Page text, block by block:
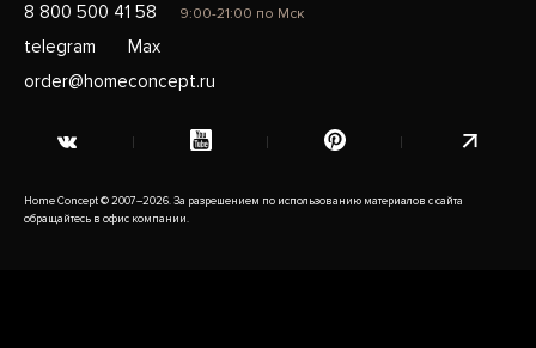
8 800 500 41 58 9:00-21:00 по Мск
telegram
Max
order@homeconcept.ru
Home Concept © 2007–2026. За разрешением по использованию материалов с сайта
обращайтесь в офис компании.